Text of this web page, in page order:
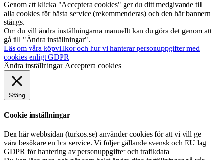
Genom att klicka "Acceptera cookies" ger du ditt medgivande till
alla cookies för bästa service (rekommenderas) och den här bannern
stängs.
Om du vill ändra inställningarna manuellt kan du göra det genom att
gå till "Ändra inställningar".
Läs om våra köpvillkor och hur vi hanterar personuppgifter med
cookies enligt GDPR
Ändra inställningar Acceptera cookies
Stäng
Cookie inställningar
Den här webbsidan (turkos.se) använder cookies för att vi vill ge
våra besökare en bra service. Vi följer gällande svensk och EU lag
GDPR för hantering av personuppgifter och trafikdata.